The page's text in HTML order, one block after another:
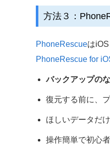
方法３：
PhoneRescueは
PhoneRescue for
バックアップの
復元する前に、
ほしいデータだ
操作簡単で初心